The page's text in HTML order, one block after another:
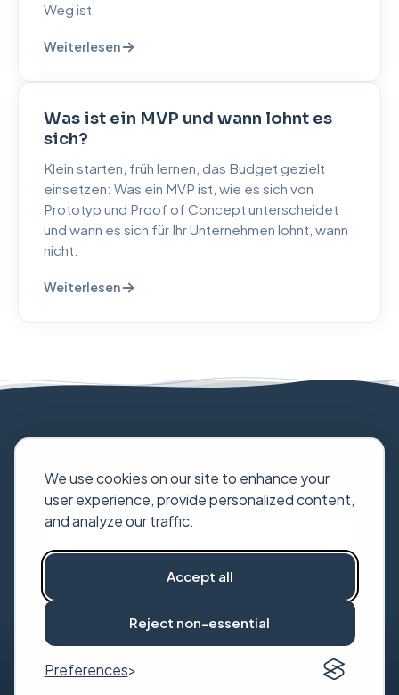
We use cookies on our site to enhance your
user experience, provide personalized content,
and analyze our traffic.
Accept all
Reject non-essential
Preferences
Weg ist.
Weiterlesen
Was ist ein MVP und wann lohnt es
sich?
Klein starten, früh lernen, das Budget gezielt
einsetzen: Was ein MVP ist, wie es sich von
Prototyp und Proof of Concept unterscheidet
und wann es sich für Ihr Unternehmen lohnt, wann
nicht.
Weiterlesen
Vorhaben?
Über mich|Wissen Datenschutz|